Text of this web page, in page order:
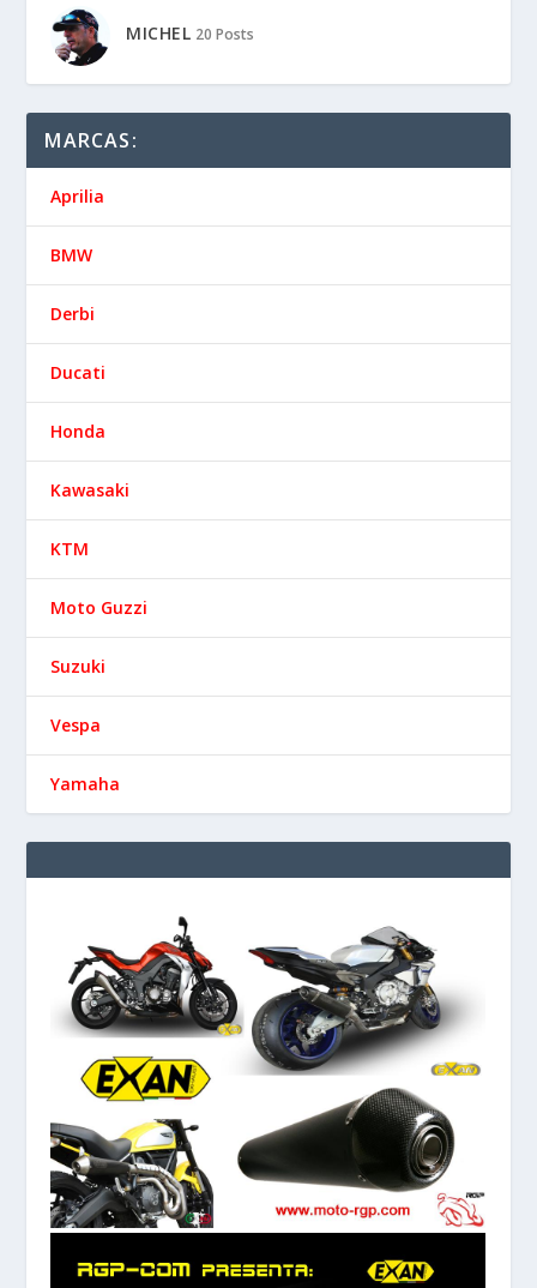
MICHEL 20 Posts
MARCAS:
Aprilia
BMW
Derbi
Ducati
Honda
Kawasaki
KTM
Moto Guzzi
Suzuki
Vespa
Yamaha